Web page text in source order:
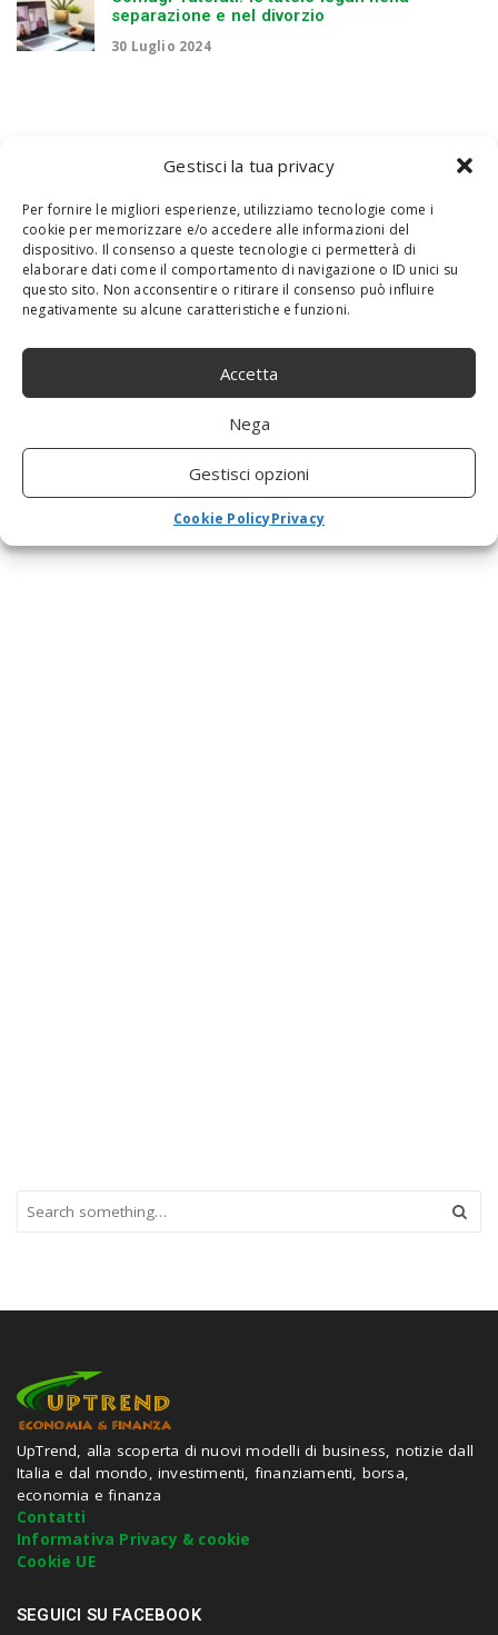
Gestisci la tua privacy
Per fornire le migliori esperienze, utilizziamo tecnologie come i
cookie per memorizzare e/o accedere alle informazioni del
dispositivo. Il consenso a queste tecnologie ci permetterà di
elaborare dati come il comportamento di navigazione o ID unici su
questo sito. Non acconsentire o ritirare il consenso può influire
negativamente su alcune caratteristiche e funzioni.
Accetta
Nega
Gestisci opzioni
Cookie PolicyPrivacy
separazione e nel divorzio
30 Luglio 2024
h
h
i
t
e
n
t
e
r
.
UpTrend, alla scoperta di nuovi modelli di business, notizie dall
Italia e dal mondo, investimenti, finanziamenti, borsa,
economia e finanza
Contatti
Informativa Privacy & cookie
Cookie UE
SEGUICI SU FACEBOOK